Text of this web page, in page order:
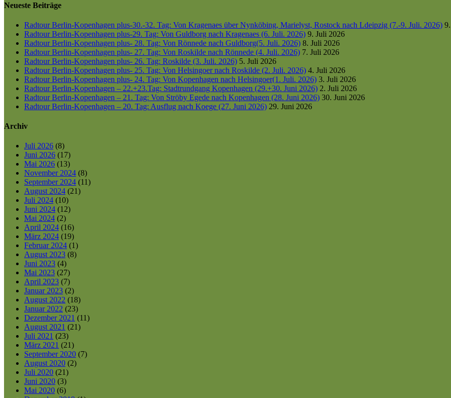
Neueste Beiträge
Radtour Berlin-Kopenhagen plus-30.-32. Tag: Von Kragenaes über Nynköbing, Marielyst, Rostock nach Ldeipzig (7.-9. Juli. 2026)
Radtour Berlin-Kopenhagen plus-29. Tag: Von Guldborg nach Kragenaes (6. Juli. 2026) 9. Juli 2026
Radtour Berlin-Kopenhagen plus- 28. Tag: Von Rönnede nach Guldborg(5. Juli. 2026) 8. Juli 2026
Radtour Berlin-Kopenhagen plus- 27. Tag: Von Roskilde nach Rönnede (4. Juli. 2026) 7. Juli 2026
Radtour Berlin-Kopenhagen plus- 26. Tag: Roskilde (3. Juli. 2026) 5. Juli 2026
Radtour Berlin-Kopenhagen plus- 25. Tag: Von Helsingoer nach Roskilde (2. Juli. 2026) 4. Juli 2026
Radtour Berlin-Kopenhagen plus- 24. Tag: Von Kopenhagen nach Helsingoer(1. Juli. 2026) 3. Juli 2026
Radtour Berlin-Kopenhagen – 22.+23.Tag: Stadtrundgang Kopenhagen (29.+30. Juni 2026) 2. Juli 2026
Radtour Berlin-Kopenhagen – 21. Tag: Von Ströby Egede nach Kopenhagen (28. Juni 2026) 30. Juni 2026
Radtour Berlin-Kopenhagen – 20. Tag: Ausflug nach Koege (27. Juni 2026) 29. Juni 2026
Archiv
Juli 2026 (8)
Juni 2026 (17)
Mai 2026 (13)
November 2024 (8)
September 2024 (11)
August 2024 (21)
Juli 2024 (10)
Juni 2024 (12)
Mai 2024 (2)
April 2024 (16)
März 2024 (19)
Februar 2024 (1)
August 2023 (8)
Juni 2023 (4)
Mai 2023 (27)
April 2023 (7)
Januar 2023 (2)
August 2022 (18)
Januar 2022 (23)
Dezember 2021 (11)
August 2021 (21)
Juli 2021 (23)
März 2021 (21)
September 2020 (7)
August 2020 (2)
Juli 2020 (21)
Juni 2020 (3)
Mai 2020 (6)